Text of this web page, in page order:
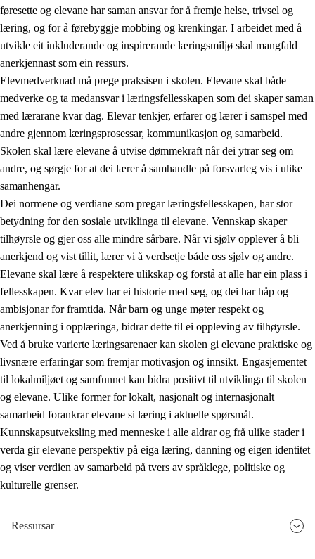
3. Prinsipp for praksisen i skolen
3.1 Eit inkluderande læringsmiljø
3.2 Undervisning og tilpassa opplæring
3.3 Samarbeid mellom heim og skole
3.4 Opplæring i lærebedrift og arbeidsliv
3.5 Profesjonsfellesskap og skoleutvikling
føresette og elevane har saman ansvar for å fremje helse, trivsel og
læring, og for å førebyggje mobbing og krenkingar. I arbeidet med å
utvikle eit inkluderande og inspirerande læringsmiljø skal mangfald
anerkjennast som ein ressurs.
Elevmedverknad må prege praksisen i skolen. Elevane skal både
medverke og ta medansvar i læringsfellesskapen som dei skaper saman
med lærarane kvar dag. Elevar tenkjer, erfarer og lærer i samspel med
andre gjennom læringsprosessar, kommunikasjon og samarbeid.
Skolen skal lære elevane å utvise dømmekraft når dei ytrar seg om
andre, og sørgje for at dei lærer å samhandle på forsvarleg vis i ulike
samanhengar.
Dei normene og verdiane som pregar læringsfellesskapen, har stor
betydning for den sosiale utviklinga til elevane. Vennskap skaper
tilhøyrsle og gjer oss alle mindre sårbare. Når vi sjølv opplever å bli
anerkjend og vist tillit, lærer vi å verdsetje både oss sjølv og andre.
Elevane skal lære å respektere ulikskap og forstå at alle har ein plass i
fellesskapen. Kvar elev har ei historie med seg, og dei har håp og
ambisjonar for framtida. Når barn og unge møter respekt og
anerkjenning i opplæringa, bidrar dette til ei oppleving av tilhøyrsle.
Ved å bruke varierte læringsarenaer kan skolen gi elevane praktiske og
livsnære erfaringar som fremjar motivasjon og innsikt. Engasjementet
til lokalmiljøet og samfunnet kan bidra positivt til utviklinga til skolen
og elevane. Ulike former for lokalt, nasjonalt og internasjonalt
samarbeid forankrar elevane si læring i aktuelle spørsmål.
Kunnskapsutveksling med menneske i alle aldrar og frå ulike stader i
verda gir elevane perspektiv på eiga læring, danning og eigen identitet
og viser verdien av samarbeid på tvers av språklege, politiske og
kulturelle grenser.
Ressursar